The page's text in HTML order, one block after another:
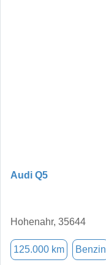
Audi Q5
Hohenahr, 35644
125.000 km Benzin